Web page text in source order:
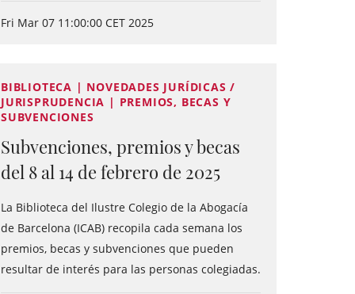
Fri Mar 07 11:00:00 CET 2025
BIBLIOTECA | NOVEDADES JURÍDICAS /
JURISPRUDENCIA | PREMIOS, BECAS Y
SUBVENCIONES
Subvenciones, premios y becas
del 8 al 14 de febrero de 2025
La Biblioteca del Ilustre Colegio de la Abogacía
de Barcelona (ICAB) recopila cada semana los
premios, becas y subvenciones que pueden
resultar de interés para las personas colegiadas.